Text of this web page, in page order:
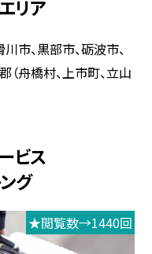
リア
市、黒部市、砺波市、
（舟橋村、上市町、立山
ビス
グ
★閲覧数→1440回